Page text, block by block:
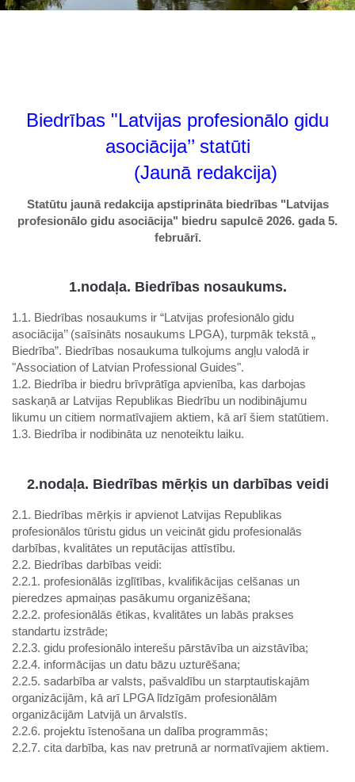
Biedrības "Latvijas profesionālo gidu
asociācija’’ statūti
(Jaunā redakcija)
Statūtu jaunā redakcija apstiprināta biedrības "Latvijas
profesionālo gidu asociācija" biedru sapulcē 2026. gada 5.
februārī.
1.nodaļa. Biedrības nosaukums.
1.1. Biedrības nosaukums ir “Latvijas profesionālo gidu
asociācija’’ (saīsināts nosaukums LPGA), turpmāk tekstā „
Biedrība”. Biedrības nosaukuma tulkojums angļu valodā ir
"Association of Latvian Professional Guides".
1.2. Biedrība ir biedru brīvprātīga apvienība, kas darbojas
saskaņā ar Latvijas Republikas Biedrību un nodibinājumu
likumu un citiem normatīvajiem aktiem, kā arī šiem statūtiem.
1.3. Biedrība ir nodibināta uz nenoteiktu laiku.
2.nodaļa. Biedrības mērķis un darbības veidi
2.1. Biedrības mērķis ir apvienot Latvijas Republikas
profesionālos tūristu gidus un veicināt gidu profesionalās
darbības, kvalitātes un reputācijas attīstību.
2.2. Biedrības darbības veidi:
2.2.1. profesionālās izglītības, kvalifikācijas celšanas un
pieredzes apmaiņas pasākumu organizēšana;
2.2.2. profesionālās ētikas, kvalitātes un labās prakses
standartu izstrāde;
2.2.3. gidu profesionālo interešu pārstāvība un aizstāvība;
2.2.4. informācijas un datu bāzu uzturēšana;
2.2.5. sadarbība ar valsts, pašvaldību un starptautiskajām
organizācijām, kā arī LPGA līdzīgām profesionālām
organizācijām Latvijā un ārvalstīs.
2.2.6. projektu īstenošana un dalība programmās;
2.2.7. cita darbība, kas nav pretrunā ar normatīvajiem aktiem.